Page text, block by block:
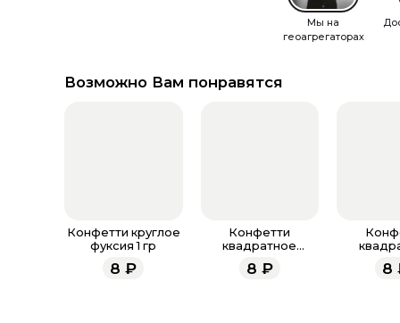
Мы на
геоагрегаторах
Возможно Вам понравятся
Конфетти круглое
фуксия 1 гр
8 ₽
Конфетти
квадратное
8 ₽ 8